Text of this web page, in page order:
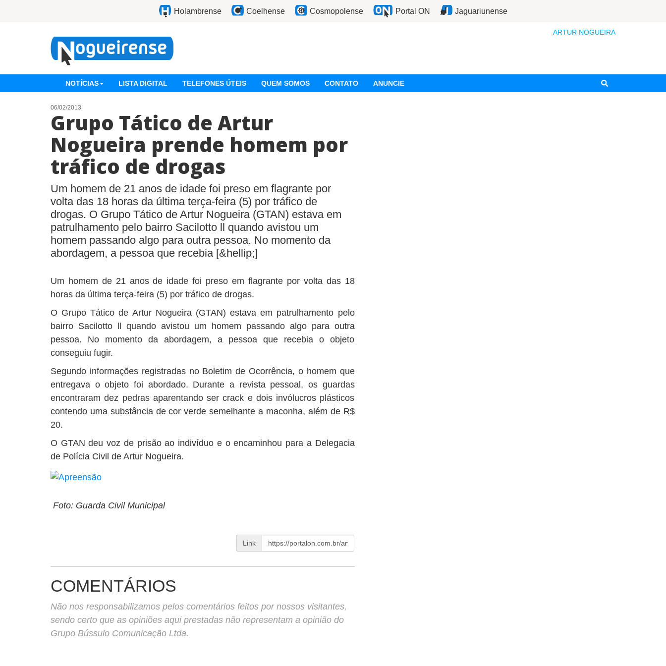
Holambrense Coelhense Cosmopolense Portal ON Jaguariunense
ARTUR NOGUEIRA
NOTÍCIAS LISTA DIGITAL TELEFONES ÚTEIS QUEM SOMOS CONTATO ANUNCIE
06/02/2013
Grupo Tático de Artur
Nogueira prende homem por
tráfico de drogas
Um homem de 21 anos de idade foi preso em flagrante por
volta das 18 horas da última terça-feira (5) por tráfico de
drogas. O Grupo Tático de Artur Nogueira (GTAN) estava em
patrulhamento pelo bairro Sacilotto ll quando avistou um
homem passando algo para outra pessoa. No momento da
abordagem, a pessoa que recebia [&hellip;]
Um homem de 21 anos de idade foi preso em flagrante por volta das 18
horas da última terça-feira (5) por tráfico de drogas.
O Grupo Tático de Artur Nogueira (GTAN) estava em patrulhamento pelo
bairro Sacilotto ll quando avistou um homem passando algo para outra
pessoa. No momento da abordagem, a pessoa que recebia o objeto
conseguiu fugir.
Segundo informações registradas no Boletim de Ocorrência, o homem que
entregava o objeto foi abordado. Durante a revista pessoal, os guardas
encontraram dez pedras aparentando ser crack e dois invólucros plásticos
contendo uma substância de cor verde semelhante a maconha, além de R$
20.
O GTAN deu voz de prisão ao indivíduo e o encaminhou para a Delegacia
de Polícia Civil de Artur Nogueira.
Foto: Guarda Civil Municipal
Link
COMENTÁRIOS
Não nos responsabilizamos pelos comentários feitos por nossos visitantes,
sendo certo que as opiniões aqui prestadas não representam a opinião do
Grupo Bússulo Comunicação Ltda.